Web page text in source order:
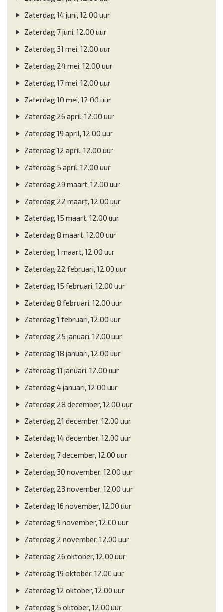
Zaterdag 14 juni, 12.00 uur
Zaterdag 7 juni, 12.00 uur
Zaterdag 31 mei, 12.00 uur
Zaterdag 24 mei, 12.00 uur
Zaterdag 17 mei, 12.00 uur
Zaterdag 10 mei, 12.00 uur
Zaterdag 26 april, 12.00 uur
Zaterdag 19 april, 12.00 uur
Zaterdag 12 april, 12.00 uur
Zaterdag 5 april, 12.00 uur
Zaterdag 29 maart, 12.00 uur
Zaterdag 22 maart, 12.00 uur
Zaterdag 15 maart, 12.00 uur
Zaterdag 8 maart, 12.00 uur
Zaterdag 1 maart, 12.00 uur
Zaterdag 22 februari, 12.00 uur
Zaterdag 15 februari, 12.00 uur
Zaterdag 8 februari, 12.00 uur
Zaterdag 1 februari, 12.00 uur
Zaterdag 25 januari, 12.00 uur
Zaterdag 18 januari, 12.00 uur
Zaterdag 11 januari, 12.00 uur
Zaterdag 4 januari, 12.00 uur
Zaterdag 28 december, 12.00 uur
Zaterdag 21 december, 12.00 uur
Zaterdag 14 december, 12.00 uur
Zaterdag 7 december, 12.00 uur
Zaterdag 30 november, 12.00 uur
Zaterdag 23 november, 12.00 uur
Zaterdag 16 november, 12.00 uur
Zaterdag 9 november, 12.00 uur
Zaterdag 2 november, 12.00 uur
Zaterdag 26 oktober, 12.00 uur
Zaterdag 19 oktober, 12.00 uur
Zaterdag 12 oktober, 12.00 uur
Zaterdag 5 oktober, 12.00 uur